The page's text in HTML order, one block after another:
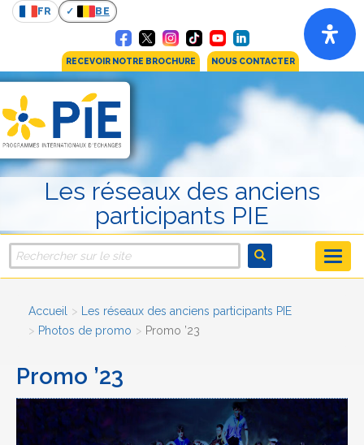
FR BE
RECEVOIR NOTRE BROCHURE NOUS CONTACTER
Les réseaux des anciens
participants PIE
Accueil
Les réseaux des anciens participants PIE
Photos de promo
Promo ’23
Promo ’23